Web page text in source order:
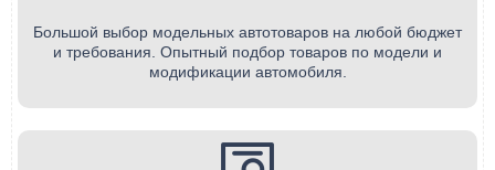
Большой выбор модельных автотоваров на любой бюджет
и требования. Опытный подбор товаров по модели и
модификации автомобиля.